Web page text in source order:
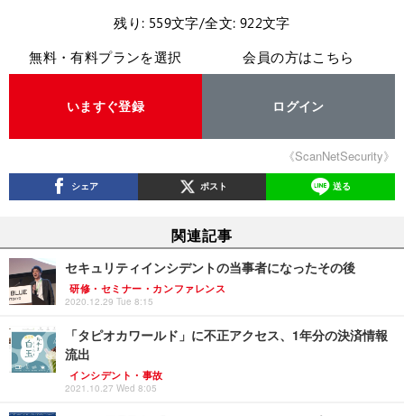
残り: 559文字/全文: 922文字
無料・有料プランを選択
いますぐ登録
会員の方はこちら
ログイン
《ScanNetSecurity》
シェア ポスト 送る
関連記事
セキュリティインシデントの当事者になったその後
研修・セミナー・カンファレンス
2020.12.29 Tue 8:15
「タピオカワールド」に不正アクセス、1年分の決済情報
流出
インシデント・事故
2021.10.27 Wed 8:05